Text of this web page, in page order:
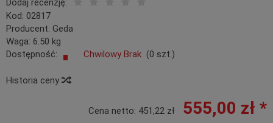
Dodaj recenzję:
Kod: 02817
Producent: Geda
Waga: 6.50 kg
Dostępność:
Chwilowy Brak (0 szt.)
Historia ceny
Cena netto: 451,22 zł 555,00 zł *